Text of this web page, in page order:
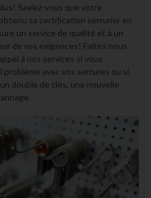
Saviez-vous que votre
sa certification serrurier en
un service de qualité et à un
de vos exigences! Faites nous
à nos services si vous
problème avec vos serrures ou si
double de clés, une nouvelle